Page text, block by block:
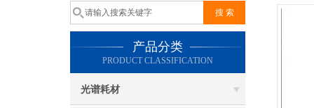
产品分类
PRODUCT CLASSIFICATION
光谱耗材